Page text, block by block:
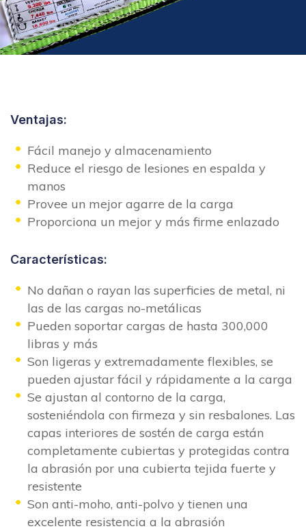
Ventajas:
Fácil manejo y almacenamiento
Reduce el riesgo de lesiones en espalda y
manos
Provee un mejor agarre de la carga
Proporciona un mejor y más firme enlazado
Características:
No dañan o rayan las superficies de metal, ni
las de las cargas no-metálicas
Pueden soportar cargas de hasta 300,000
libras y más
Son ligeras y extremadamente flexibles, se
pueden ajustar fácil y rápidamente a la carga
Se ajustan al contorno de la carga,
sosteniéndola con firmeza y sin resbalones. Las
capas interiores de sostén de carga están
completamente cubiertas y protegidas contra
la abrasión por una cubierta tejida fuerte y
resistente
Son anti-moho, anti-polvo y tienen una
excelente resistencia a la abrasión